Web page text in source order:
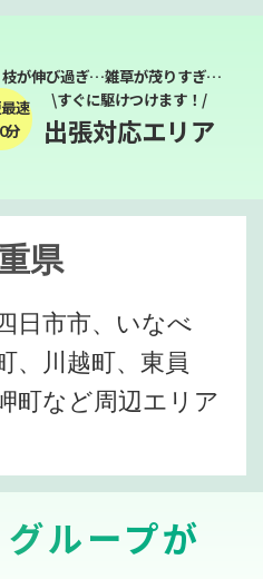
が伸び過ぎ…雑草が茂りすぎ…
速
分
\すぐに駆けつけます！/
出張対応エリア
県
日市市、いなべ
、川越町、東員
町など周辺エリア
ループが